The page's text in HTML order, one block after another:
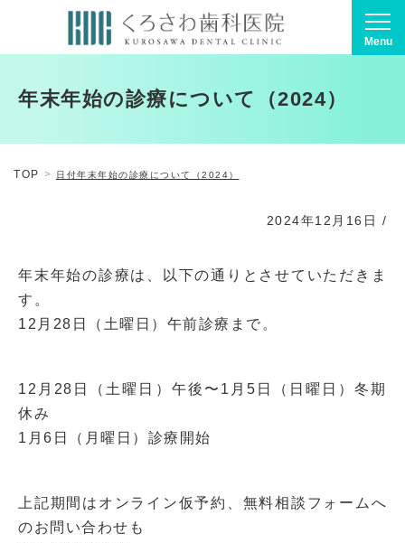
Menu
年末年始の診療について（2024）
TOP 日付年末年始の診療について（2024）
2024年12月16日 /
年末年始の診療は、以下の通りとさせていただきま
す。
12月28日（土曜日）午前診療まで。
12月28日（土曜日）午後〜1月5日（日曜日）冬期
休み
1月6日（月曜日）診療開始
上記期間はオンライン仮予約、無料相談フォームへ
のお問い合わせも